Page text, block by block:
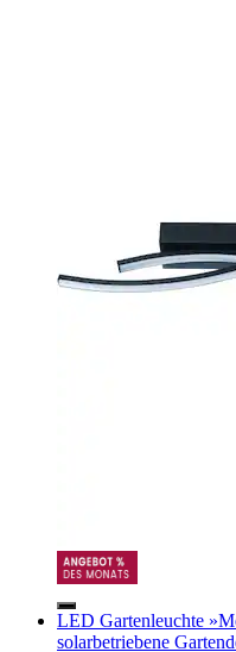
LED Gartenleuchte
solarbetriebene